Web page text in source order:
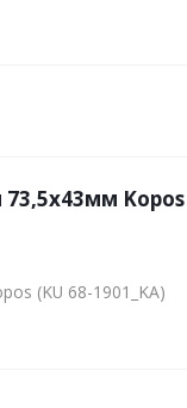
Kopos
(KU 68-1901_KA)